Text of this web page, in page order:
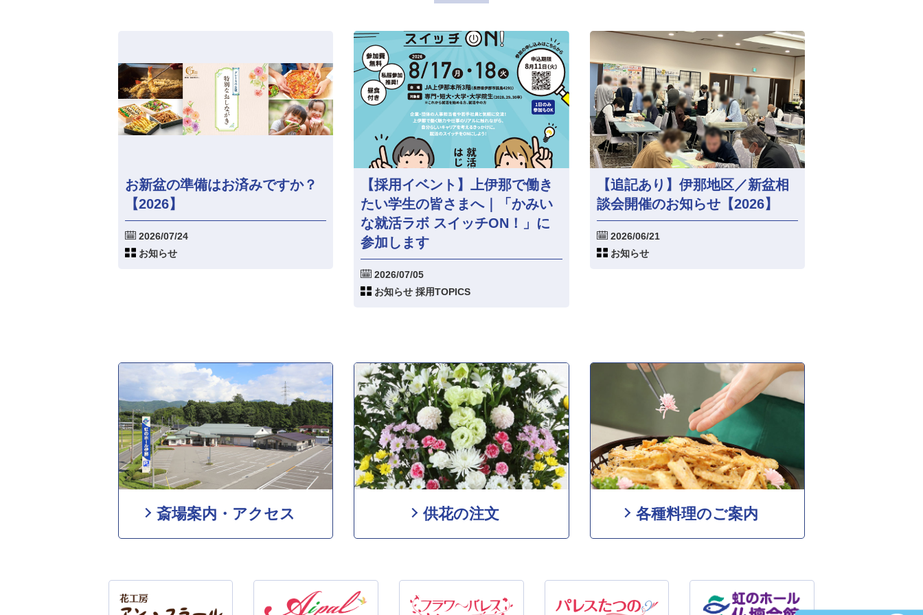
お新盆の準備はお済みですか？
【2026】
2026/07/24
お知らせ
【採用イベント】上伊那で働き
たい学生の皆さまへ｜「かみい
な就活ラボ スイッチON！」に
参加します
2026/07/05
お知らせ 採用TOPICS
【追記あり】伊那地区／新盆相
談会開催のお知らせ【2026】
2026/06/21
お知らせ
斎場案内・アクセス 供花の注文 各種料理のご案内